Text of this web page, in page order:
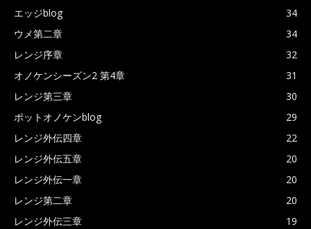
エッジblog
34
ウメ第二章
34
レンジ序章
32
オノケンシーズン2 第4章
31
レンジ第三章
30
ポットオノケンblog
29
レンジ外伝四章
22
レンジ外伝五章
20
レンジ外伝一章
20
レンジ第二章
20
レンジ外伝三章
19